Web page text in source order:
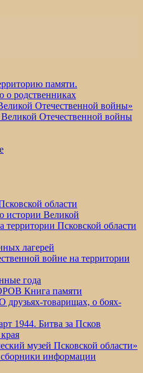
памяти.
о родственниках
Отечественной войны»
Отечественной войны
области
истории Великой
территории Псковской области
лагерей
войне на территории
года
Книга памяти
товарищах, о боях-
1944. Битва за Псков
музей Псковской области»
информации